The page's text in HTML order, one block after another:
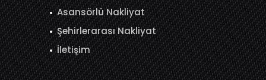
Asansörlü Nakliyat
Şehirlerarası Nakliyat
İletişim